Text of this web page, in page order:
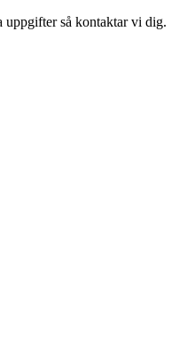
så kontaktar vi dig.